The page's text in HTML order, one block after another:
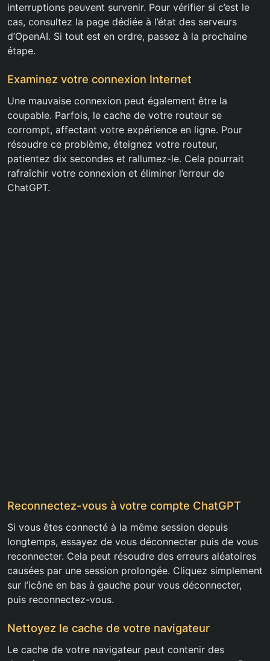
interruptions peuvent survenir. Pour vérifier si c’est le
cas, consultez la page dédiée à l’état des serveurs
d’OpenAI. Si tout est en ordre, passez à la prochaine
étape.
Examinez votre connexion Internet
Une mauvaise connexion peut également être la
coupable. Parfois, le cache de votre routeur se
corrompt, affectant votre expérience en ligne. Pour
résoudre ce problème, éteignez votre routeur,
patientez dix secondes et rallumez-le. Cela pourrait
rafraîchir votre connexion et éliminer l’erreur de
ChatGPT.
Reconnectez-vous à votre compte ChatGPT
Si vous êtes connecté à la même session depuis
longtemps, essayez de vous déconnecter puis de vous
reconnecter. Cela peut résoudre des erreurs aléatoires
causées par une session prolongée. Cliquez simplement
sur l’icône en bas à gauche pour vous déconnecter,
puis reconnectez-vous.
Nettoyez le cache de votre navigateur
Le cache de votre navigateur peut contenir des